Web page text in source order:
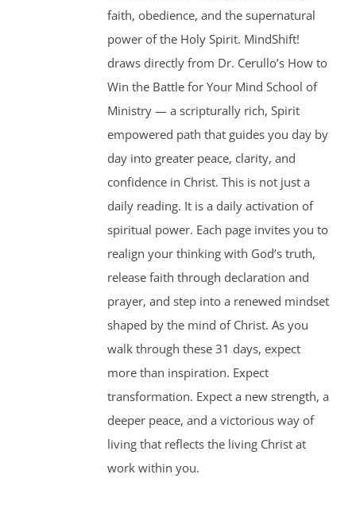
faith, obedience, and the supernatural
power of the Holy Spirit. MindShift!
draws directly from Dr. Cerullo’s How to
Win the Battle for Your Mind School of
Ministry — a scripturally rich, Spirit
empowered path that guides you day by
day into greater peace, clarity, and
confidence in Christ. This is not just a
daily reading. It is a daily activation of
spiritual power. Each page invites you to
realign your thinking with God’s truth,
release faith through declaration and
prayer, and step into a renewed mindset
shaped by the mind of Christ. As you
walk through these 31 days, expect
more than inspiration. Expect
transformation. Expect a new strength, a
deeper peace, and a victorious way of
living that reflects the living Christ at
work within you.